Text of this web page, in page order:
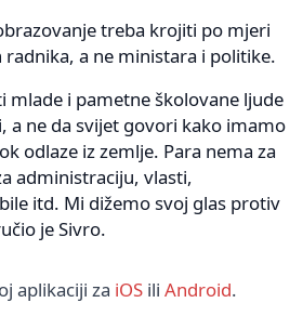
treba krojiti po mjeri
a ne ministara i politike.
mlade i pametne školovane ljude
a ne da svijet govori kako imamo
odlaze iz zemlje. Para nema za
administraciju, vlasti,
itd. Mi dižemo svoj glas protiv
je Sivro.
aplikaciji za iOS ili Android.